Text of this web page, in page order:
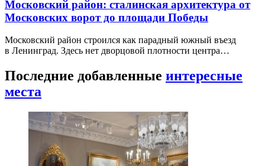
Московский район: сталинская архитектура от
Московских ворот до площади Победы
Московский район строился как парадный южный въезд
в Ленинград. Здесь нет дворцовой плотности центра…
Последние добавленные интересные
места